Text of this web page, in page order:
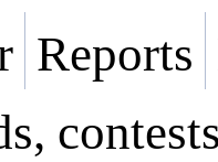
Reports
contests